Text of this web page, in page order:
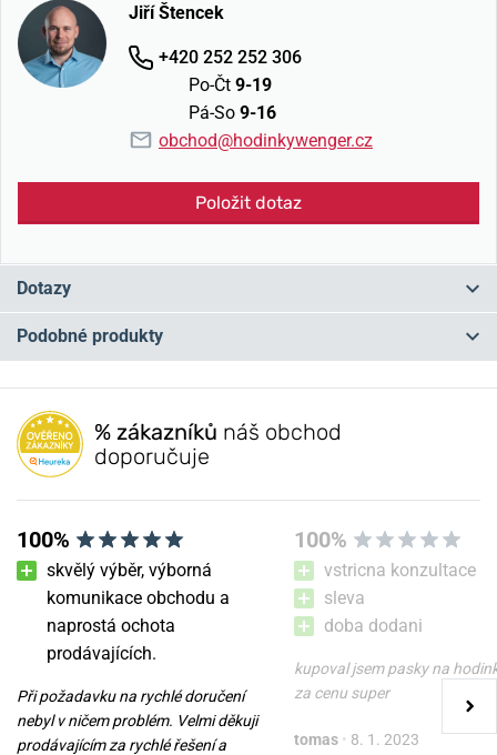
Jiří Štencek
+420 252 252 306
Po-Čt 9-19
Pá-So 9-16
obchod@hodinkywenger.cz
Položit dotaz
Dotazy
Máte otázku? Zanechte nám komentář
Přidat dotaz
Podobné produkty
Řemínek Wenger 07.2117.010
Skladem v pondělí 10. 8. u vás
1 100 Kč
07.3022.029
1 100 Kč
% zákazníků náš obchod
doporučuje
100%
skvělý výběr, výborná
komunikace obchodu a
naprostá ochota
prodávajících.
Při požadavku na rychlé doručení
nebyl v ničem problém. Velmi děkuji
prodávajícím za rychlé řešení a
100%
vstricna konzultace
sleva
doba dodani
kupoval jsem pasky na
za cenu super
tomas • 8. 1. 2023